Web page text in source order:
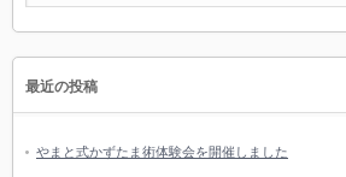
最近の投稿
やまと式かずたま術体験会を開催しました